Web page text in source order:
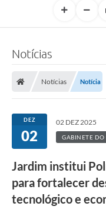
Notícias
Notícias Notícia
DEZ
02
02 DEZ 2025
GABINETE DO
Jardim institui
para fortalecer
tecnológico e